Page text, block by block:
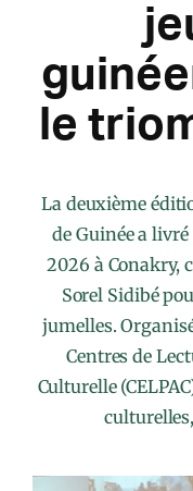
le
La deuxième
de Guinée a
2026 à Conakry,
Sorel Sidibé
jumelles.
Centres de
Culturelle